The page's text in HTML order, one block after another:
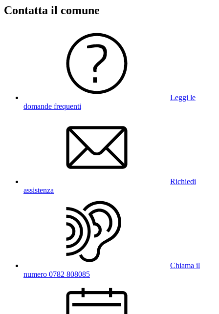
Contatta il comune
Leggi le
domande frequenti
Richiedi
assistenza
Chiama il
numero 0782 808085